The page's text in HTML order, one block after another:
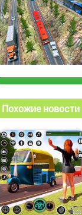
Похожие новости